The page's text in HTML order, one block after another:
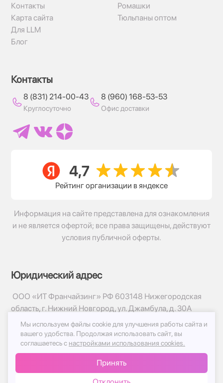
Контакты
Карта сайта
Для LLM
Блог
Ромашки
Тюльпаны оптом
Контакты
8 (831) 214-00-43
Круглосуточно
8 (960) 168-53-53
Офис доставки
Рейтинг организации в яндексе
Информация на сайте представлена для ознакомления
и не является офертой; все права защищены, действуют
условия публичной оферты.
Юридический адрес
ООО «ИТ Франчайзинг» РФ 603148 Нижегородская
область, г. Нижний Новгород, ул. Джамбула, д. 30А
© 2017-2026г, База Цветов 24.ру
Политика конфиденциальности
Публичная оферта
Мы используем файлы cookie для улучшения работы сайта и
вашего удобства. Продолжая использовать сайт, вы
соглашаетесь с настройками использования cookies.
Принять